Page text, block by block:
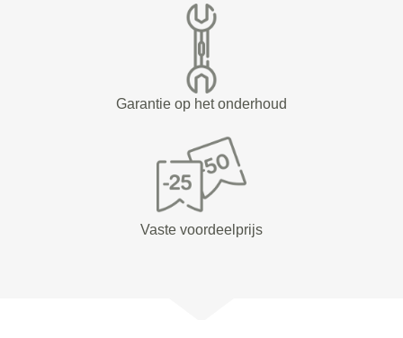
Garantie op het onderhoud
Vaste voordeelprijs